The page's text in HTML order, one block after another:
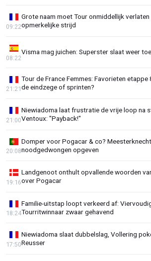
Grote naam moet Tour onmiddellijk verlaten
opmerkelijke strijd
09:22
Visma mag juichen: Superster slaat weer toe
08:22
Tour de France Femmes: Favorieten etappe
de eindzege of sprinten?
21:21
Niewiadoma laat frustratie de vrije loop na
Ventoux: "Payback!"
21:00
Domper voor Pogacar & co?
noodgedwongen opgeven
20:08
Landgenoot onthult opvallende woorden
over Pogacar
19:16
Familie-uitstap loopt verkeerd af:
Tourritwinnaar zwaar gehavend
18:24
Niewiadoma slaat dubbelslag, Vollering
Reusser
17:50